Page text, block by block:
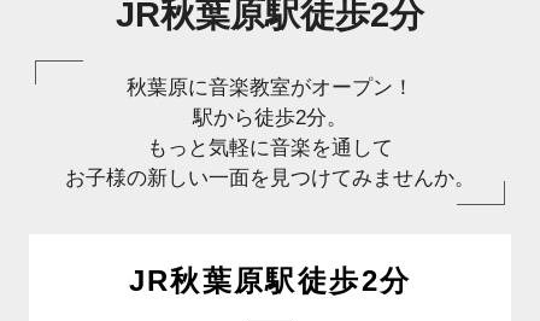
JR秋葉原駅徒歩2分
秋葉原に音楽教室がオープン！
駅から徒歩2分。
もっと気軽に音楽を通して
お子様の新しい一面を見つけてみませんか。
JR秋葉原駅徒歩2分